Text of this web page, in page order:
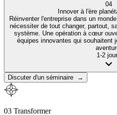
04
Innover à l'ère
Réinventer l'entreprise dans un
nécessiter de tout changer, partout,
système. Une opération à cœur
équipes innovantes qui souhaitent
1-2
Discuter d'un séminaire →
03 Transformer